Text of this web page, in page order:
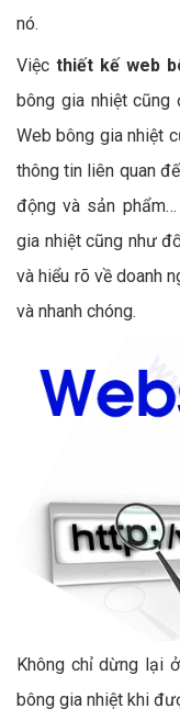
nó.
Việcthiết kế web
bông gia nhiệt cũng
Web bông gia nhiệt
thông tin liên quan
động và sản
gia nhiệt cũng như
và hiểu rõ về doanh
và nhanh chóng.
Không chỉ dừng lại
bông gia nhiệt khi